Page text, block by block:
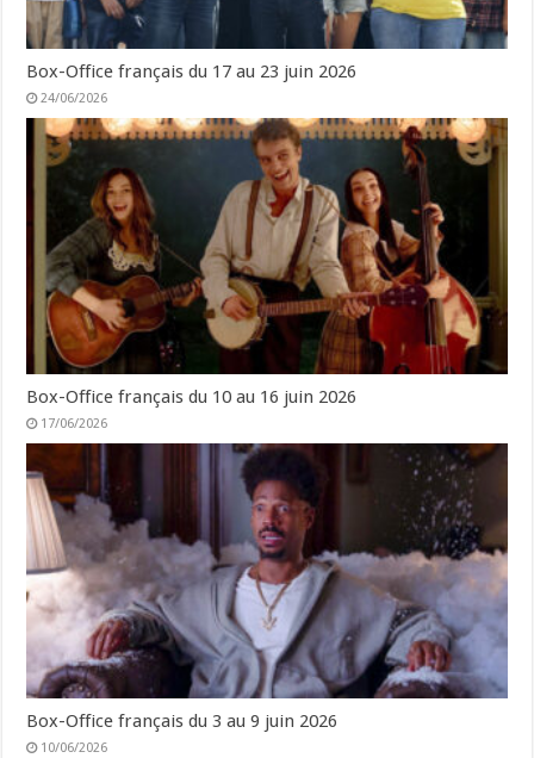
Box-Office français du 17 au 23 juin 2026
24/06/2026
Box-Office français du 10 au 16 juin 2026
17/06/2026
Box-Office français du 3 au 9 juin 2026
10/06/2026